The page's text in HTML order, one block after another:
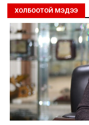
ХОЛБООТОЙ МЭДЭЭ